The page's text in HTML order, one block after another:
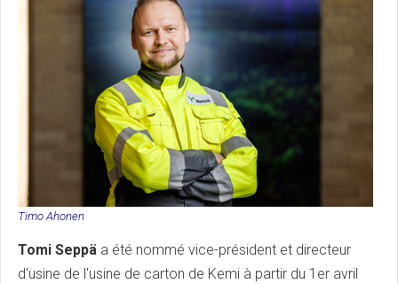
Timo Ahonen
Tomi Seppä a été nommé vice-président et directeur
d'usine de l'usine de carton de Kemi à partir du 1er avril